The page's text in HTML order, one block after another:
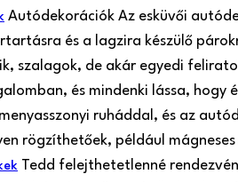
Autódekorációk Az esküvői
és a lagzira készülő
szalagok, de akár egyedi
és mindenki lássa, hogy
ruháddal, és az
rögzíthetőek, például
Tedd felejthetetlenné